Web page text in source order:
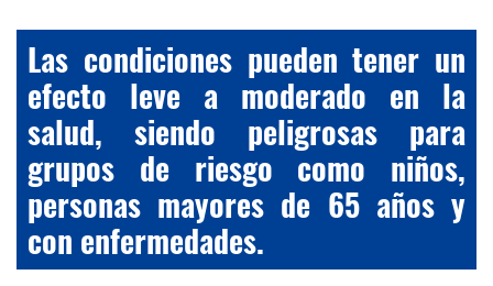
Las condiciones pueden tener un
efecto leve a moderado en la
salud, siendo peligrosas para
grupos de riesgo como niños,
personas mayores de 65 años y
con enfermedades.